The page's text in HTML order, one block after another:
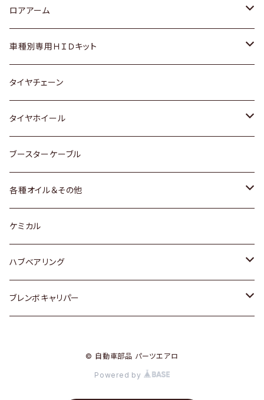
ダイハツ
マツダ
三菱
スバル
レクサス
日産
ダイハツ
マツダ
三菱
スバル
スズキ
日産
いすゞ
ダイハツ
マツダ
三菱
スバル
ホンダ
スズキ
日産
ダイハツ
スバル
トヨタ
ホンダ
スズキ
日産
ダイハツ
マツダ
ロアアーム
ホンダ
スズキ
日産
ダイハツ
マツダ
スバル
車種別専用ＨＩＤキット
トヨタ
マツダ
タイヤチェーン
タイヤホイール
トヨタ
ホンダ
スズキ
日産
ダイハツ
ブースターケーブル
各種オイル＆その他
ディーデル洗浄添加剤
ケミカル
ハブベアリング
トヨタ
ブレンボキャリパー
© 自動車部品 パーツエアロ
Powered by